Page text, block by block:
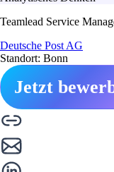
Teamlead Service
Deutsche Post AG
Standort: Bonn
Jetzt